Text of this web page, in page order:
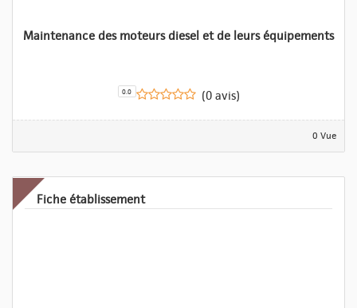
Maintenance des moteurs diesel et de leurs équipements
0.0 (0 avis)
0 Vue
Fiche établissement